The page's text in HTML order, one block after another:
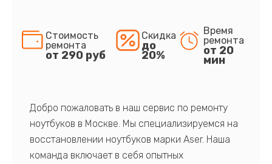
Стоимость
ремонта
от 290 руб
Скидка
до
20%
Время
ремонта
от 20
мин
Добро пожаловать в наш сервис по ремонту
ноутбуков в Москве. Мы специализируемся на
восстановлении ноутбуков марки Aser. Наша
команда включает в себя опытных